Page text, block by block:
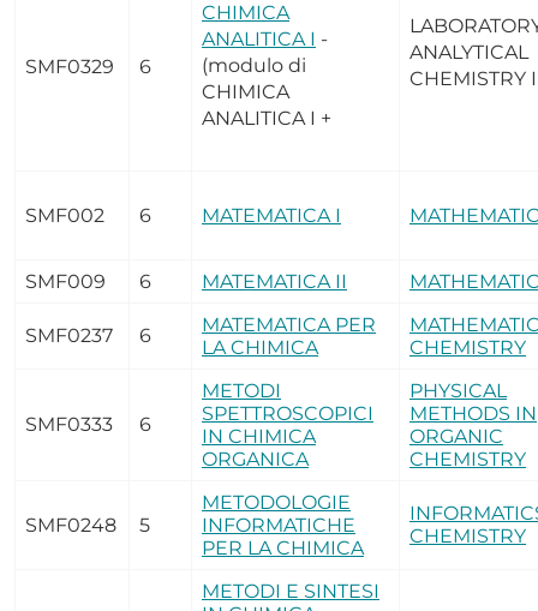
SMF0329 6
CHIMICA
ANALITICA I -
(modulo di
CHIMICA
ANALITICA I +
ANALYTICAL
CHEMISTRY I
SMF002 6 MATEMATICA I
SMF009 6 MATEMATICA II
SMF0237 6
MATEMATICA PER
LA CHIMICA
CHEMISTRY
SMF0333 6
METODI
SPETTROSCOPICI
IN CHIMICA
ORGANICA
PHYSICAL
METHODS IN
ORGANIC
CHEMISTRY
SMF0248 5
METODOLOGIE
INFORMATICHE
PER LA CHIMICA
CHEMISTRY
METODI E SINTESI